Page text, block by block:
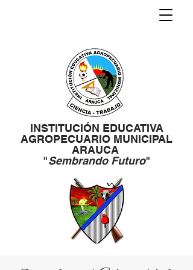
INSTITUCIÓN EDUCATIVA
AGROPECUARIO MUNICIPAL
ARAUCA
"Sembrando Futuro"